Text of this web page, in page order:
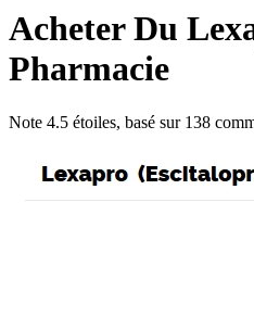
Acheter Du
Pharmacie
Note 4.5 étoiles, basé sur 138